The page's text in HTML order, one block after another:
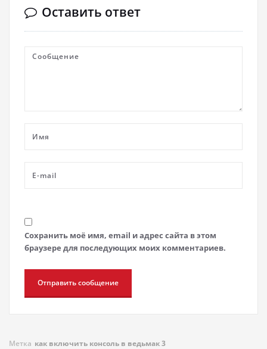
Оставить ответ
Сохранить моё имя, email и адрес сайта в этом
браузере для последующих моих комментариев.
Метка как включить консоль в ведьмак 3